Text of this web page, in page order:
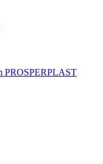
PROSPERPLAST